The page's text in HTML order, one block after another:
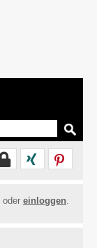
oder einloggen.